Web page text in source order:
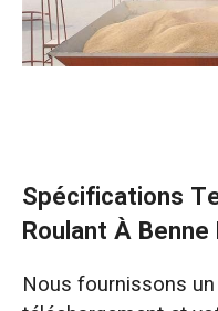
Spécifications
Roulant À
Nous fournissons